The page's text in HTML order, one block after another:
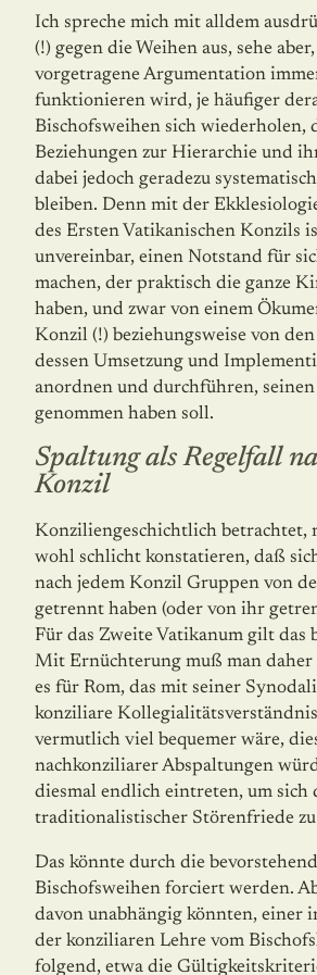
Ich spreche mich mit alldem
(!) gegen die Weihen aus, sehe
vorgetragene Argumentation
funktionieren wird, je häufiger
Bischofsweihen sich wiederholen,
Beziehungen zur Hierarchie und
dabei jedoch geradezu
bleiben. Denn mit der
des Ersten Vatikanischen Konzils
unvereinbar, einen Notstand für
machen, der praktisch die ganze
haben, und zwar von einem
Konzil (!) beziehungsweise von
dessen Umsetzung und
anordnen und durchführen, seinen
genommen haben soll.
Spaltung als Regelfall
Konzil
Konziliengeschichtlich betrachtet,
wohl schlicht konstatieren, daß
nach jedem Konzil Gruppen von
getrennt haben (oder von ihr
Für das Zweite Vatikanum gilt das
Mit Ernüchterung muß man daher
es für Rom, das mit seiner
konziliare
vermutlich viel bequemer wäre,
nachkonziliarer Abspaltungen
diesmal endlich eintreten, um sich
traditiona­listischer Störenfriede
Das könnte durch die
Bischofsweihen forciert werden.
davon unabhängig könnten, einer
der konziliaren Lehre vom
folgend, etwa die